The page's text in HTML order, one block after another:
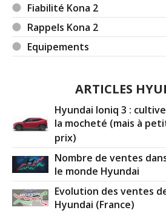
Fiabilité Kona 2
Rappels Kona 2
Equipements
ARTICLES
Hyundai Ioniq 3 :
la mocheté (mais à
prix)
Nombre de ventes
le monde Hyundai
Evolution des ventes
Hyundai (France)